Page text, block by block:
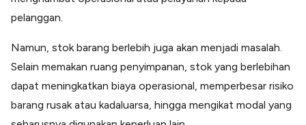
pelanggan.
Namun, stok barang berlebih juga akan menjadi masalah.
Selain memakan ruang penyimpanan, stok yang berlebihan
dapat meningkatkan biaya operasional, memperbesar risiko
barang rusak atau kadaluarsa, hingga mengikat modal yang